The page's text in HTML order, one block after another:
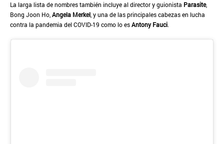
La larga lista de nombres también incluye al director y guionista Parasite,
Bong Joon Ho, Angela Merkel , y una de las principales cabezas en lucha
contra la pandemia del COVID-19 como lo esAntony Fauci.